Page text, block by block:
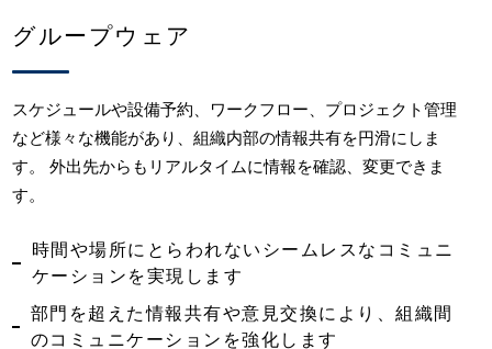
グループウェア
スケジュールや設備予約、ワークフロー、プロジェクト管理
など様々な機能があり、組織内部の情報共有を円滑にしま
す。 外出先からもリアルタイムに情報を確認、変更できま
す。
時間や場所にとらわれないシームレスなコミュニ
ケーションを実現します
部門を超えた情報共有や意見交換により、組織間
のコミュニケーションを強化します